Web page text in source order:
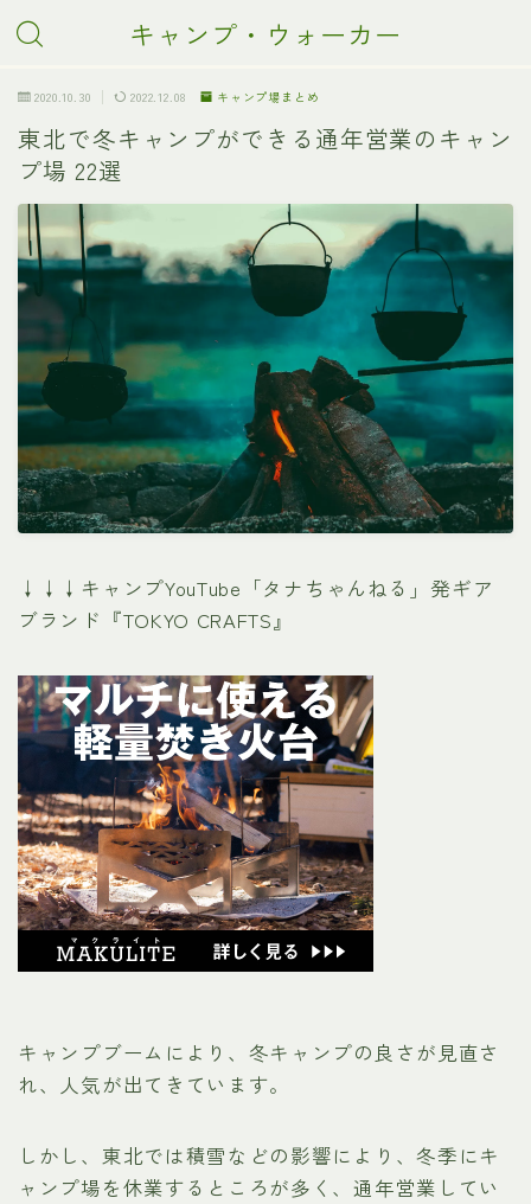
キャンプ・ウォーカー
2020.10.30 2022.12.08 キャンプ場まとめ
東北で冬キャンプができる通年営業のキャン
プ場 22選
↓↓↓キャンプYouTube「タナちゃんねる」発ギア
ブランド『TOKYO CRAFTS』
キャンプブームにより、冬キャンプの良さが見直さ
れ、人気が出てきています。
しかし、東北では積雪などの影響により、冬季にキ
ャンプ場を休業するところが多く、通年営業してい